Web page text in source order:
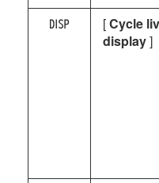
V [Cycle
display]